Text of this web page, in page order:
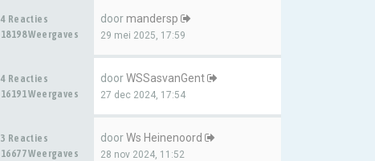
4 Reacties
18198 Weergaves
doormandersp
29 mei 2025, 17:59
4 Reacties
16191 Weergaves
doorWSSasvanGent
27 dec 2024, 17:54
3 Reacties
16677 Weergaves
doorWs Heinenoord
28 nov 2024, 11:52